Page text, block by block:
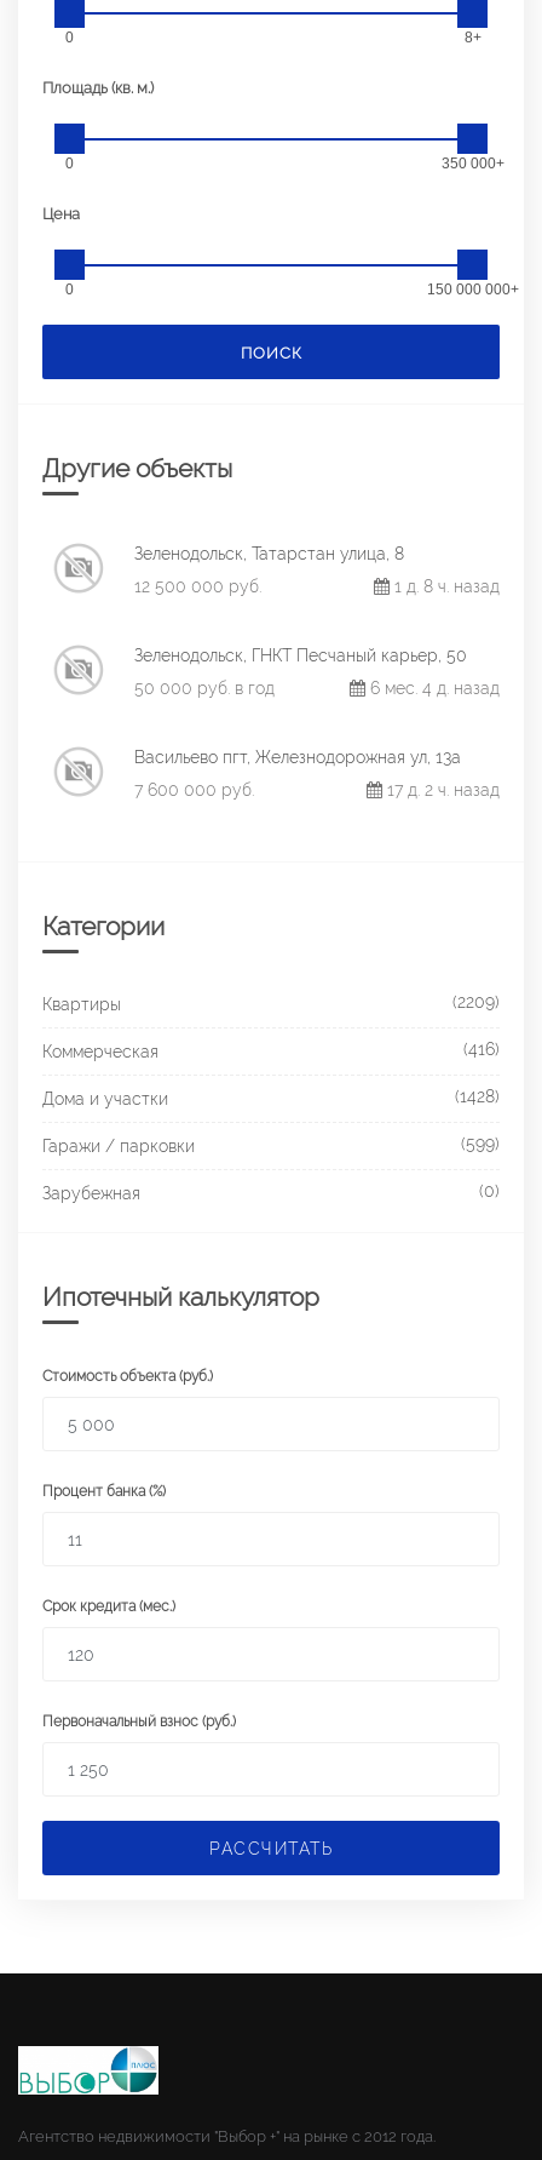
0 8+
Площадь (кв. м.)
0 350 000+
Цена
0 150 000 000+
ПОИСК
Другие объекты
Зеленодольск, Татарстан улица, 8
12 500 000 руб.
1 д. 8 ч. назад
Зеленодольск, ГНКТ Песчаный карьер, 50
50 000 руб. в год
6 мес. 4 д. назад
Васильево пгт, Железнодорожная ул, 13а
7 600 000 руб.
17 д. 2 ч. назад
Категории
Квартиры (2209)
Коммерческая (416)
Дома и участки (1428)
Гаражи / парковки (599)
Зарубежная (0)
Ипотечный калькулятор
Стоимость объекта (руб.)
Процент банка (%)
Срок кредита (мес.)
Первоначальный взнос (руб.)
РАССЧИТАТЬ
Агентство недвижимости "Выбор +" на рынке с 2012 года.